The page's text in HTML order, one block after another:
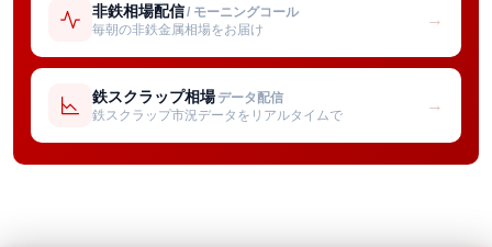
非鉄相場配信/ モーニングコール
毎朝の非鉄金属相場をお届け
→
鉄スクラップ相場 データ配信
鉄スクラップ市況データをリアルタイムで
→